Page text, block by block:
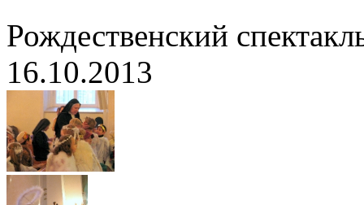
Рождественский
16.10.2013